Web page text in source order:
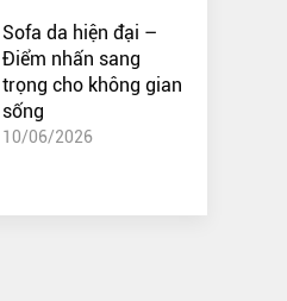
Sofa da hiện đại –
Điểm nhấn sang
trọng cho không gian
sống
10/06/2026